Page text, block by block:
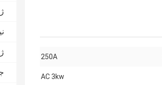
250A
AC 3kw